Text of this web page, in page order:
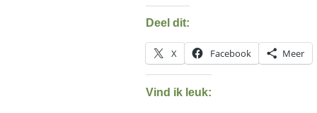
Deel dit:
X Facebook Meer
Vind ik leuk: